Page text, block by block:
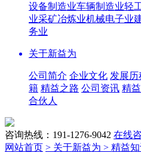
设备制造业车辆制造业轻
业采矿冶炼业机械电子业
务业
关于新益为
公司简介 企业文化 发展历
籍 精益之路 公司资讯 精
合伙人
咨询热线：191-1276-9042 在线
网站首页 > 关于新益为 > 精益